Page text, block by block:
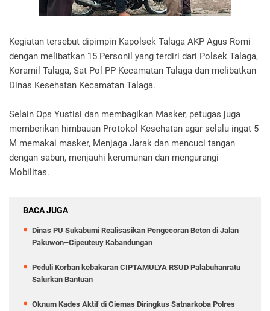
Kegiatan tersebut dipimpin Kapolsek Talaga AKP Agus Romi
dengan melibatkan 15 Personil yang terdiri dari Polsek Talaga,
Koramil Talaga, Sat Pol PP Kecamatan Talaga dan melibatkan
Dinas Kesehatan Kecamatan Talaga.
Selain Ops Yustisi dan membagikan Masker, petugas juga
memberikan himbauan Protokol Kesehatan agar selalu ingat 5
M memakai masker, Menjaga Jarak dan mencuci tangan
dengan sabun, menjauhi kerumunan dan mengurangi
Mobilitas.
BACA JUGA
Dinas PU Sukabumi Realisasikan Pengecoran Beton di Jalan
Pakuwon–Cipeuteuy Kabandungan
Peduli Korban kebakaran CIPTAMULYA RSUD Palabuhanratu
Salurkan Bantuan
Oknum Kades Aktif di Ciemas Diringkus Satnarkoba Polres